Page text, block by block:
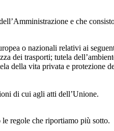
e che
o nazionali relativi ai
dei trasporti; tutela
della vita privata e protezione
di cui agli atti dell’Unione.
le regole che riportiamo più sotto.